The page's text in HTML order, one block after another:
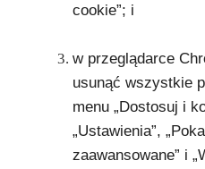
cookie”; i
w przeglądarce
usunąć wszystkie
menu „Dostosuj i
„Ustawienia”,
zaawansowane” i